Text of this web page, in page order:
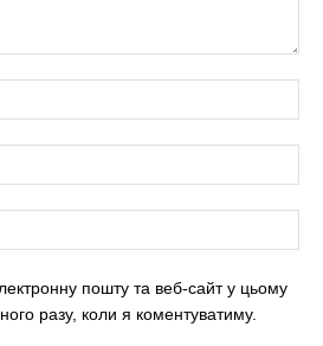
пошту та веб-сайт у цьому
разу, коли я коментуватиму.